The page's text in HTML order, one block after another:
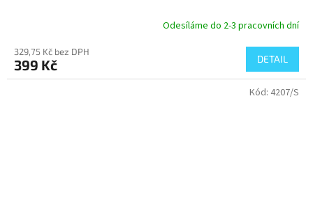
Odesíláme do 2-3 pracovních dní
329,75 Kč bez DPH
399 Kč DETAIL
Kód: 4207/S